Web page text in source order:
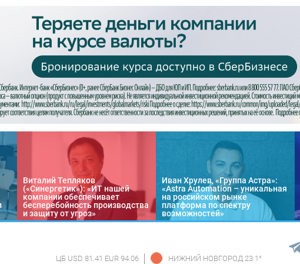
Виталий Тепляков
(«Синергетик»): «ИТ нашей
компании обеспечивает
бесперебойность производства
и защиту от угроз»
Иван Хрулев, «Группа Астра»:
«Astra Automation – уникальная
на российском рынке
платформа по спектру
возможностей»
ЦБ USD 81.41 EUR 94.06 НИЖНИЙ НОВГОРОД 23.1 °